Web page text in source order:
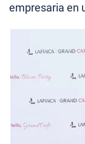
empresaria en